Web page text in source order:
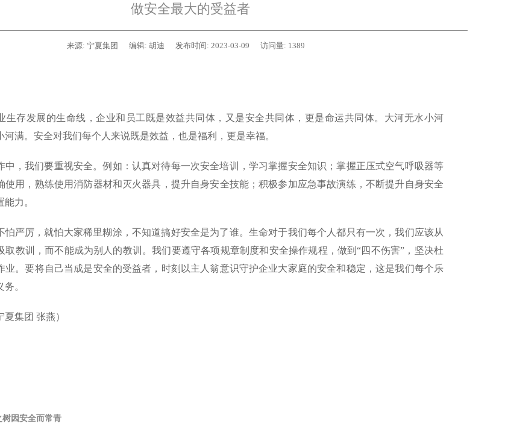
做安全最大的受益者
来源: 宁夏集团 编辑: 胡迪 发布时间: 2023-03-09 访问量: 1389
生存发展的生命线，企业和员工既是效益共同体，又是安全共同体，更是命运共同体。大河无水小河
河满。安全对我们每个人来说既是效益，也是福利，更是幸福。
中，我们要重视安全。例如：认真对待每一次安全培训，学习掌握安全知识；掌握正压式空气呼吸器等
使用，熟练使用消防器材和灭火器具，提升自身安全技能；积极参加应急事故演练，不断提升自身安全
力。
怕严厉，就怕大家稀里糊涂，不知道搞好安全是为了谁。生命对于我们每个人都只有一次，我们应该从
取教训，而不能成为别人的教训。我们要遵守各项规章制度和安全操作规程，做到“四不伤害”，坚决杜
业。要将自己当成是安全的受益者，时刻以主人翁意识守护企业大家庭的安全和稳定，这是我们每个乐
。
夏集团 张燕）
因安全而常青